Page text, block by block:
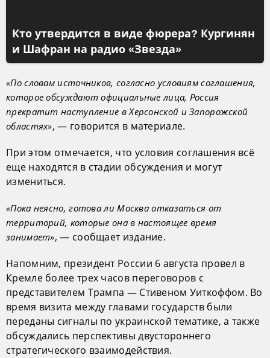
Кто утвердится в виде фюрера? Кургинян
и Шафран на радио «Звезда»
«По словам источников, согласно условиям соглашения,
которое обсуждают официальные лица, Россия
прекратит наступление в Херсонской и Запорожской
областях», — говорится в материале.
При этом отмечается, что условия соглашения всё
еще находятся в стадии обсуждения и могут
измениться.
«Пока неясно, готова ли Москва отказаться от
территорий, которые она в настоящее время
занимает», — сообщает издание.
Напомним, президент России 6 августа провел в
Кремле более трех часов переговоров с
представителем Трампа — Стивеном Уиткоффом. Во
время визита между главами государств были
переданы сигналы по украинской тематике, а также
обсуждались перспективы двустороннего
стратегического взаимодействия.